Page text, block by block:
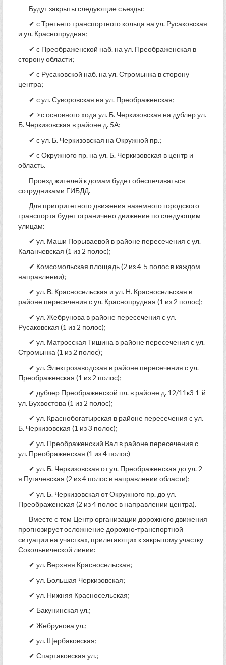
Будут закрыты следующие съезды:
✔ с Третьего транспортного кольца на ул. Русаковская
и ул. Краснопрудная;
✔ с Преображенской наб. на ул. Преображенская в
сторону области;
✔ с Русаковской наб. на ул. Стромынка в сторону
центра;
✔ с ул. Суворовская на ул. Преображенская;
✔ >с основного хода ул. Б. Черкизовская на дублер ул.
Б. Черкизовская в районе д. 5А;
✔ с ул. Б. Черкизовская на Окружной пр.;
✔ с Окружного пр. на ул. Б. Черкизовская в центр и
область.
Проезд жителей к домам будет обеспечиваться
сотрудниками ГИБДД.
Для приоритетного движения наземного городского
транспорта будет ограничено движение по следующим
улицам:
✔ ул. Маши Порываевой в районе пересечения с ул.
Каланчевская (1 из 2 полос);
✔ Комсомольская площадь (2 из 4-5 полос в каждом
направлении);
✔ ул. В. Красносельская и ул. Н. Красносельская в
районе пересечения с ул. Краснопрудная (1 из 2 полос);
✔ ул. Жебрунова в районе пересечения с ул.
Русаковская (1 из 2 полос);
✔ ул. Матросская Тишина в районе пересечения с ул.
Стромынка (1 из 2 полос);
✔ ул. Электрозаводская в районе пересечения с ул.
Преображенская (1 из 2 полос);
✔ дублер Преображенской пл. в районе д. 12/11к3 1-й
ул. Бухвостова (1 из 2 полос);
✔ ул. Краснобогатырская в районе пересечения с ул.
Б. Черкизовская (1 из 3 полос);
✔ ул. Преображенский Вал в районе пересечения с
ул. Преображенская (1 из 4 полос)
✔ ул. Б. Черкизовская от ул. Преображенская до ул. 2-
я Пугачевская (2 из 4 полос в направлении области);
✔ ул. Б. Черкизовская от Окружного пр. до ул.
Преображенская (2 из 4 полос в направлении центра).
Вместе с тем Центр организации дорожного движения
прогнозирует осложнение дорожно-транспортной
ситуации на участках, прилегающих к закрытому участку
Сокольнической линии:
✔ ул. Верхняя Красносельская;
✔ ул. Большая Черкизовская;
✔ ул. Нижняя Красносельская;
✔ Бакунинская ул.;
✔ Жебрунова ул.;
✔ ул. Щербаковская;
✔ Спартаковская ул.;